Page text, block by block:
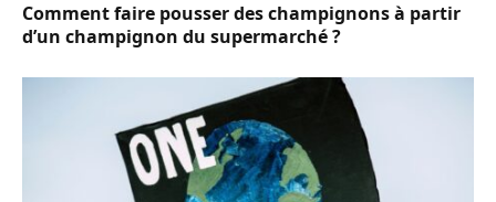
Comment faire pousser des champignons à partir
d’un champignon du supermarché ?